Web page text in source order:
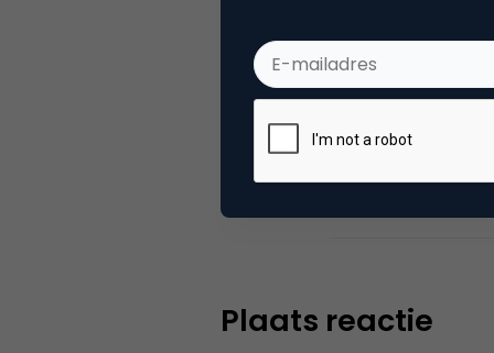
met
Media.
Plaats reactie